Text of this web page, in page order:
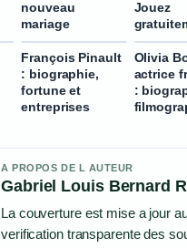
nouveau
mariage
Jouez
François Pinault
: biographie,
fortune et
entreprises
Olivia
actrice
:
A PROPOS DE L AUTEUR
Gabriel Louis Bernard
La couverture est mise a jour
verification transparente des